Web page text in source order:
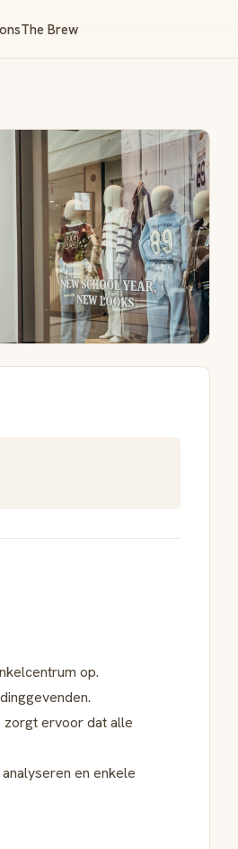
The Brew
op.
zorgt ervoor dat alle
en enkele